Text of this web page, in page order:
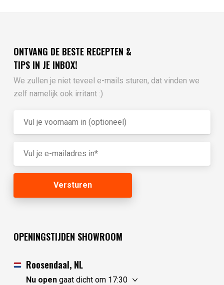
ONTVANG DE BESTE RECEPTEN &
TIPS IN JE INBOX!
We zullen je niet teveel e-mails sturen, dat vinden we
zelf namelijk ook irritant :)
OPENINGSTIJDEN SHOWROOM
Roosendaal, NL
Nu opengaat dicht om 17:30